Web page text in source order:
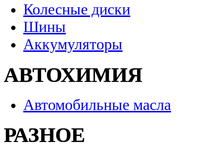
Колесные диски
Шины
Аккумуляторы
АВТОХИМИЯ
Автомобильные масла
РАЗНОЕ